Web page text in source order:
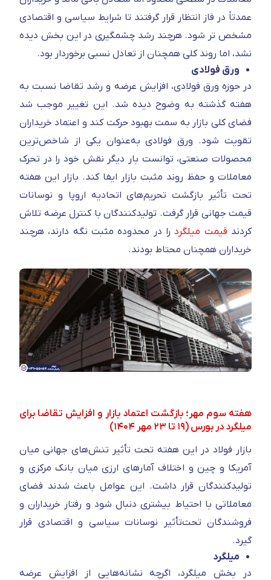
عمدتاً در فاز انتظار قرار گرفتند تا شرایط سیاسی و اقتصادی
مشخص‌ تر شود. هرچند رشد چشمگیری در این بخش دیده
نشد، اما روند کلی همچنان از تعادل نسبی برخوردار بود.
ورق فولادی
در حوزه ورق فولادی، افزایش عرضه و رشد تقاضا نسبت به
هفته گذشته به‌ وضوح دیده شد. این تغییر موجب شد
فضای کلی بازار به سمت بهبود حرکت کند و اعتماد خریداران
تقویت شود. ورق فولادی به‌عنوان یکی از شاخص‌ترین
محصولات صنعتی، توانست بار دیگر نقش خود را در تحرک
معاملات و حفظ روند مثبت بازار ایفا کند. بازار این هفته
تحت تأثیر بازگشت تحریم‌های اتحادیه اروپا و نوسانات
قیمت جهانی قرار گرفت. تولیدکنندگان با کنترل عرضه تلاش
کردند قیمت میلگردرا در محدوده مثبت نگه دارند، هرچند
خریداران همچنان محتاط بودند.
هفته سوم مهر؛ بازگشت اعتماد بازار و افزایش تقاضا برای
میلگرد در بورس (۱۹ تا ۲۳ مهر ۱۴۰۴)
بازار فولاد در این هفته تحت تأثیر تنش‌های جهانی میان
آمریکا و چین و اختلاف آمارهای ارزی میان بانک مرکزی و
تولیدکنندگان قرار داشت. این عوامل باعث شدند فضای
معاملاتی با احتیاط بیشتری دنبال شود و رفتار خریداران و
فروشندگان تحت‌تأثیر نوسانات سیاسی و اقتصادی قرار
گیرد.
میلگرد
در بخش میلگرد، اگرچه نشانه‌هایی از افزایش عرضه